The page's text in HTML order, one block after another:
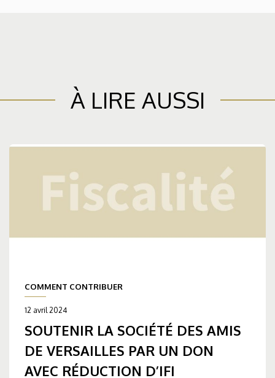
À LIRE AUSSI
COMMENT CONTRIBUER
12 avril 2024
SOUTENIR LA SOCIÉTÉ DES AMIS
DE VERSAILLES PAR UN DON
AVEC RÉDUCTION D’IFI